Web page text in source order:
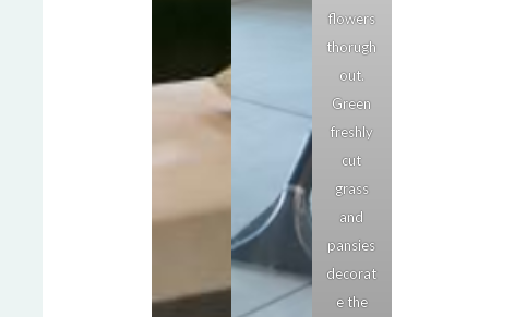
flowers
thorugh
out.
Green
freshly
cut
grass
and
pansies
decorat
e the